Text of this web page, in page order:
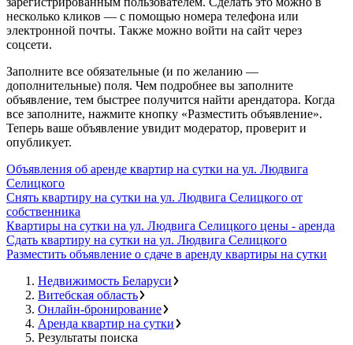
несколько кликов — с помощью номера телефона или
электронной почты. Также можно войти на сайт через
соцсети.
Заполните все обязательные (и по желанию —
дополнительные) поля. Чем подробнее вы заполните
объявление, тем быстрее получится найти арендатора. Когда
все заполните, нажмите кнопку «Разместить объявление».
Теперь ваше объявление увидит модератор, проверит и
опубликует.
Объявления об аренде квартир на сутки на ул. Людвига
Селицкого
Снять квартиру на сутки на ул. Людвига Селицкого от
собственника
Квартиры на сутки на ул. Людвига Селицкого цены - аренда
Сдать квартиру на сутки на ул. Людвига Селицкого
Разместить объявление о сдаче в аренду квартиры на сутки
Недвижимость Беларуси
Витебская область
Онлайн-бронирование
Аренда квартир на сутки
Результаты поиска